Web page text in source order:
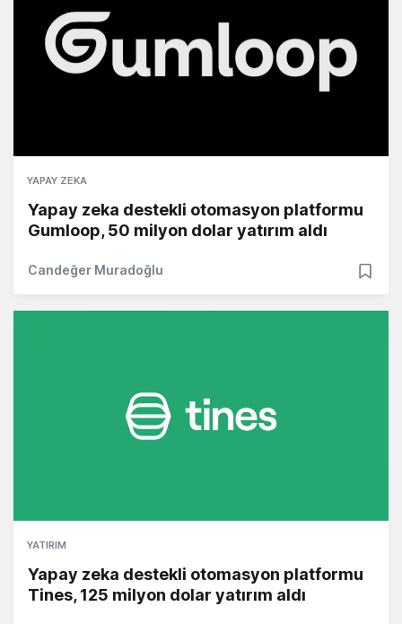
YAPAY ZEKA
Yapay zeka destekli otomasyon platformu
Gumloop, 50 milyon dolar yatırım aldı
Candeğer Muradoğlu
YATIRIM
Yapay zeka destekli otomasyon platformu
Tines, 125 milyon dolar yatırım aldı